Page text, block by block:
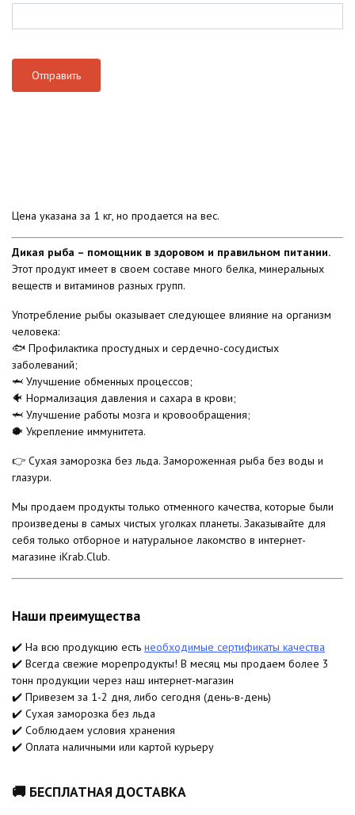
Цена указана за 1 кг, но продается на вес.
Дикая рыба – помощник в здоровом и правильном питании.
Этот продукт имеет в своем составе много белка, минеральных
веществ и витаминов разных групп.
Употребление рыбы оказывает следующее влияние на организм
человека:
🐟 Профилактика простудных и сердечно-сосудистых
заболеваний;
🦈 Улучшение обменных процессов;
🐠 Нормализация давления и сахара в крови;
🦈 Улучшение работы мозга и кровообращения;
🐡 Укрепление иммунитета.
👉 Сухая заморозка без льда. Замороженная рыба без воды и
глазури.
Мы продаем продукты только отменного качества, которые были
произведены в самых чистых уголках планеты. Заказывайте для
себя только отборное и натуральное лакомство в интернет-
магазине iKrab.Club.
Наши преимущества
✔️ На всю продукцию есть необходимые сертификаты качества
✔️ Всегда свежие морепродукты! В месяц мы продаем более 3
тонн продукции через наш интернет-магазин
✔️ Привезем за 1-2 дня, либо сегодня (день-в-день)
✔️ Сухая заморозка без льда
✔️ Соблюдаем условия хранения
✔️ Оплата наличными или картой курьеру
🚚 БЕСПЛАТНАЯ ДОСТАВКА